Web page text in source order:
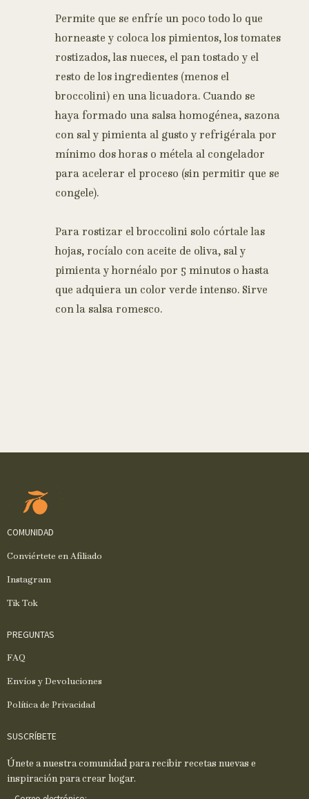
Permite que se enfríe un poco todo lo que
horneaste y coloca los pimientos, los tomates
rostizados, las nueces, el pan tostado y el
resto de los ingredientes (menos el
broccolini) en una licuadora. Cuando se
haya formado una salsa homogénea, sazona
con sal y pimienta al gusto y refrigérala por
mínimo dos horas o métela al congelador
para acelerar el proceso (sin permitir que se
congele).
Para rostizar el broccolini solo córtale las
hojas, rocíalo con aceite de oliva, sal y
pimienta y hornéalo por 5 minutos o hasta
que adquiera un color verde intenso. Sirve
con la salsa romesco.
COMUNIDAD
Conviértete en Afiliado
Instagram
Tik Tok
PREGUNTAS
FAQ
Envíos y Devoluciones
Política de Privacidad
SUSCRÍBETE
Únete a nuestra comunidad para recibir recetas nuevas e
inspiración para crear hogar.